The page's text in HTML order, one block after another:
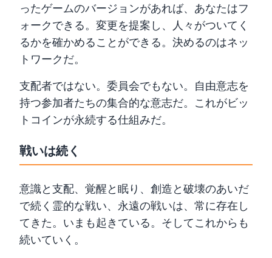
ったゲームのバージョンがあれば、あなたはフ
ォークできる。変更を提案し、人々がついてく
るかを確かめることができる。決めるのはネッ
トワークだ。
支配者ではない。委員会でもない。自由意志を
持つ参加者たちの集合的な意志だ。これがビッ
トコインが永続する仕組みだ。
戦いは続く
意識と支配、覚醒と眠り、創造と破壊のあいだ
で続く霊的な戦い、永遠の戦いは、常に存在し
てきた。いまも起きている。そしてこれからも
続いていく。